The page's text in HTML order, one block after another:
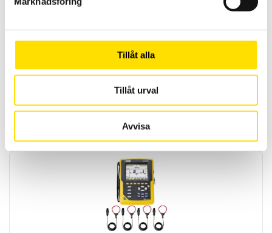
Tillåt alla
Tillåt urval
Avvisa
Tillbehör strömtänger fasta modeller till Qualistar
och PEL
Tillbehör strömtänger med anslutningskontakt avpassade för
dessa effekt- och energianalysatorer från Chauvin-Arnoux: PEL51,
PEL52, PEL102, PEL103, PEL104, PEL105, PEL106, PEL112, PEL113, PEL115,
CA8220, CA8331, CA8333, CA8334, CA8335, CA8336, CA83435.
2,420.00kr–26,930.00krPrisintervall:
2,420.00 kr
till
26,930.00 kr
LÄS MER